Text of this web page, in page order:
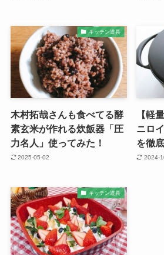
キッチン道具
木村拓哉さんも食べてる酵
素玄米が作れる炊飯器「圧
力名人」使ってみた！
2025-05-02
【軽
ニロ
を徹
2024-
キッチン道具